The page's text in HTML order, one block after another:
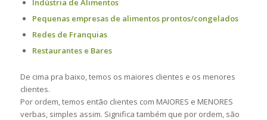
Indústria de Alimentos
Pequenas empresas de alimentos prontos/congelados
Redes de Franquias
Restaurantes e Bares
De cima pra baixo, temos os maiores clientes e os menores
clientes.
Por ordem, temos então clientes com MAIORES e MENORES
verbas, simples assim. Significa também que por ordem, são